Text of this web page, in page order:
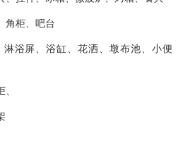
角柜、吧台
浴屏、浴缸、花洒、墩布池、小便